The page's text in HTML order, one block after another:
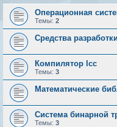
Операционная
Темы: 2
Средства
Компилятор lcc
Темы: 3
Математические
Система бинарной
Темы: 3